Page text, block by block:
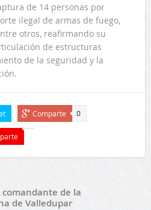
de 14 personas por
ilegal de armas de fuego,
otros, reafirmando su
de estructuras
de la seguridad y la
Comparte 0
comandante de la
de Valledupar